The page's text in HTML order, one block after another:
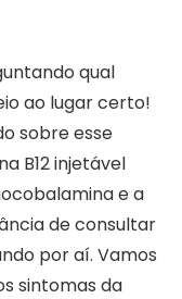
qual
ao lugar certo!
sobre esse
B12 injetável
e a
de consultar
por aí. Vamos
sintomas da